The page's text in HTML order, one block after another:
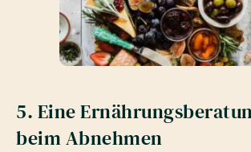
5. Eine
beim Abnehmen